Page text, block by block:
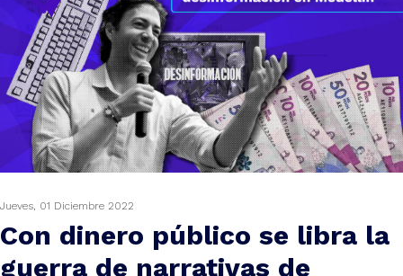
Jueves, 01 Diciembre 2022
Con dinero público se libra la
guerra de narrativas de